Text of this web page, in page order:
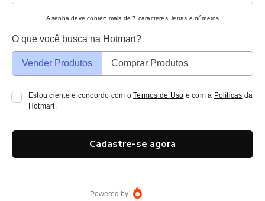
A senha deve conter: mais de 7 caracteres, letras e números
O que você busca na Hotmart?
Vender Produtos Comprar Produtos
Estou ciente e concordo com oTermos de Uso e com a Políticas da
Hotmart.
Cadastre-se agora
Powered by